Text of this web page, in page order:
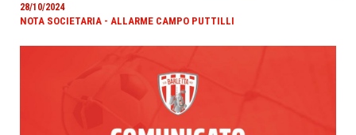
28/10/2024
NOTA SOCIETARIA - ALLARME CAMPO PUTTILLI